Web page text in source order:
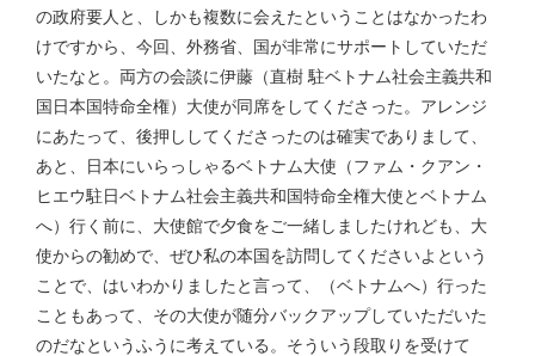
の政府要人と、しかも複数に会えたということはなかったわ
けですから、今回、外務省、国が非常にサポートしていただ
いたなと。両方の会談に伊藤（直樹 駐ベトナム社会主義共和
国日本国特命全権）大使が同席をしてくださった。アレンジ
にあたって、後押ししてくださったのは確実でありまして、
あと、日本にいらっしゃるベトナム大使（ファム・クアン・
ヒエウ駐日ベトナム社会主義共和国特命全権大使とベトナム
へ）行く前に、大使館で夕食をご一緒しましたけれども、大
使からの勧めで、ぜひ私の本国を訪問してくださいよという
ことで、はいわかりましたと言って、（ベトナムへ）行った
こともあって、その大使が随分バックアップしていただいた
のだなというふうに考えている。そういう段取りを受けて